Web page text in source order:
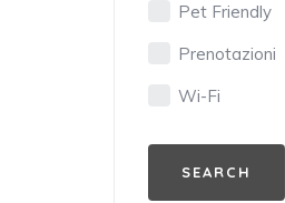
Pet Friendly
Prenotazioni
Wi-Fi